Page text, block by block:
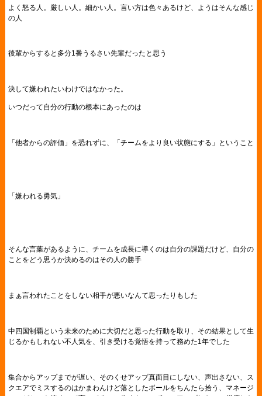
よく怒る人。厳しい人。細かい人。言い方は色々あるけど、ようはそんな感じ
の人
後輩からすると多分1番うるさい先輩だったと思う
決して嫌われたいわけではなかった。
いつだって自分の行動の根本にあったのは
「他者からの評価」を恐れずに、「チームをより良い状態にする」ということ
「嫌われる勇気」
そんな言葉があるように、チームを成長に導くのは自分の課題だけど、自分の
ことをどう思うか決めるのはその人の勝手
まぁ言われたことをしない相手が悪いなんて思ったりもした
中四国制覇という未来のために大切だと思った行動を取り、その結果として生
じるかもしれない不人気を、引き受ける覚悟を持って務めた1年でした
集合からアップまでが遅い、そのくせアップ真面目にしない、声出さない、ス
クエアでミスするのはかまわんけど落としたボールをちんたら拾う、マネージ